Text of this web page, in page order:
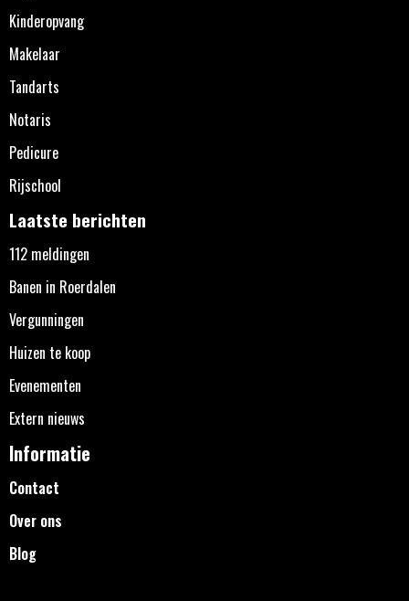
Kinderopvang
Makelaar
Tandarts
Notaris
Pedicure
Rijschool
Laatste berichten
112 meldingen
Banen in Roerdalen
Vergunningen
Huizen te koop
Evenementen
Extern nieuws
Informatie
Contact
Over ons
Blog